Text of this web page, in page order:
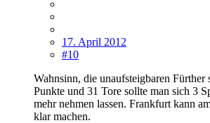
17. April 2012
#10
Wahnsinn, die unaufsteigbaren Fürther
Punkte und 31 Tore sollte man sich 3
mehr nehmen lassen. Frankfurt kann
klar machen.